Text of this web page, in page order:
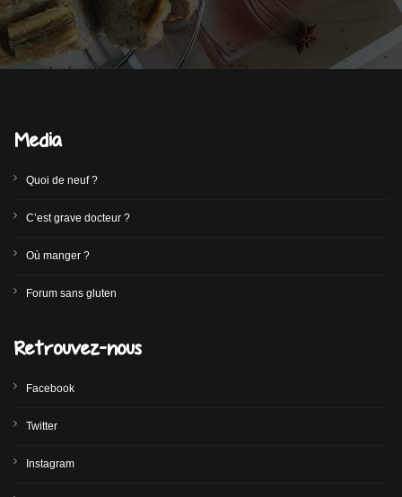
Media
Quoi de neuf ?
C’est grave docteur ?
Où manger ?
Forum sans gluten
Retrouvez-nous
Facebook
Twitter
Instagram